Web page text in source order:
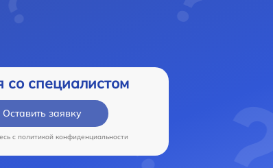
со специалистом
Оставить заявку
c политикой конфиденциальности